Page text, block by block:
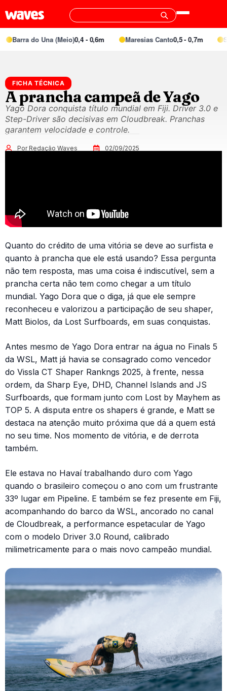
Barra do Una (Meio)0,4 - 0,6m Maresias Canto0,5 - 0,7m
FICHA TÉCNICA
A prancha campeã de Yago
Yago Dora conquista título mundial em Fiji. Driver 3.0 e
Step-Driver são decisivas em Cloudbreak. Pranchas
garantem velocidade e controle.
Por Redação Waves 02/09/2025
Quanto do crédito de uma vitória se deve ao surfista e
quanto à prancha que ele está usando? Essa pergunta
não tem resposta, mas uma coisa é indiscutível, sem a
prancha certa não tem como chegar a um título
mundial. Yago Dora que o diga, já que ele sempre
reconheceu e valorizou a participação de seu shaper,
Matt Biolos, da Lost Surfboards, em suas conquistas.
Antes mesmo de Yago Dora entrar na água no Finals 5
da WSL, Matt já havia se consagrado como vencedor
do Vissla CT Shaper Rankngs 2025, à frente, nessa
ordem, da Sharp Eye, DHD, Channel Islands and JS
Surfboards, que formam junto com Lost by Mayhem as
TOP 5. A disputa entre os shapers é grande, e Matt se
destaca na atenção muito próxima que dá a quem está
no seu time. Nos momento de vitória, e de derrota
também.
Ele estava no Havaí trabalhando duro com Yago
quando o brasileiro começou o ano com um frustrante
33º lugar em Pipeline. E também se fez presente em Fiji,
acompanhando do barco da WSL, ancorado no canal
de Cloudbreak, a performance espetacular de Yago
com o modelo Driver 3.0 Round, calibrado
milimetricamente para o mais novo campeão mundial.